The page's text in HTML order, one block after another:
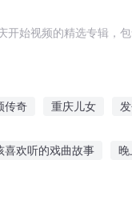
开始视频的精选专辑，
传奇 重庆儿女
喜欢听的戏曲故事 晚